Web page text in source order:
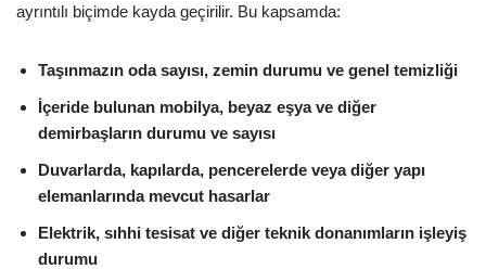
ayrıntılı biçimde kayda geçirilir. Bu kapsamda:
Taşınmazın oda sayısı, zemin durumu ve genel temizliği
İçeride bulunan mobilya, beyaz eşya ve diğer
demirbaşların durumu ve sayısı
Duvarlarda, kapılarda, pencerelerde veya diğer yapı
elemanlarında mevcut hasarlar
Elektrik, sıhhi tesisat ve diğer teknik donanımların işleyiş
durumu